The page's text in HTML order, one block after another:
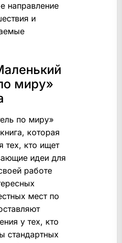
направление
и
миру»
по миру»
которая
тех, кто ищет
идеи для
работе
мест по
у тех, кто
стандартных